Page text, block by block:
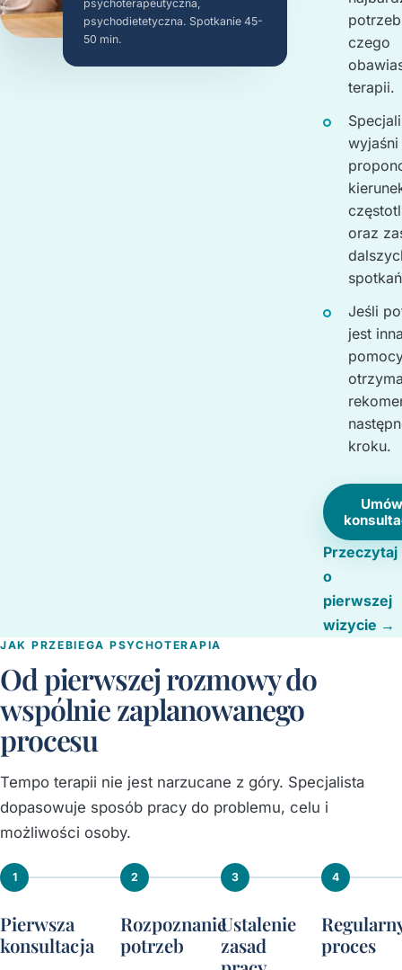
psychoterapeutyczna,
psychodietetyczna. Spotkanie 45-
50 min.
czego
terapii.
wyjaśni
oraz
Jeśli
jest
kroku.
Przeczytaj
o
pierwszej
wizycie →
JAK PRZEBIEGA PSYCHOTERAPIA
Od pierwszej rozmowy do
wspólnie zaplanowanego
procesu
Tempo terapii nie jest narzucane z góry. Specjalista
dopasowuje sposób pracy do problemu, celu i
możliwości osoby.
1
Pierwsza
konsultacja
2
Rozpoznanie
potrzeb
3
Ustalenie
zasad
4
proces